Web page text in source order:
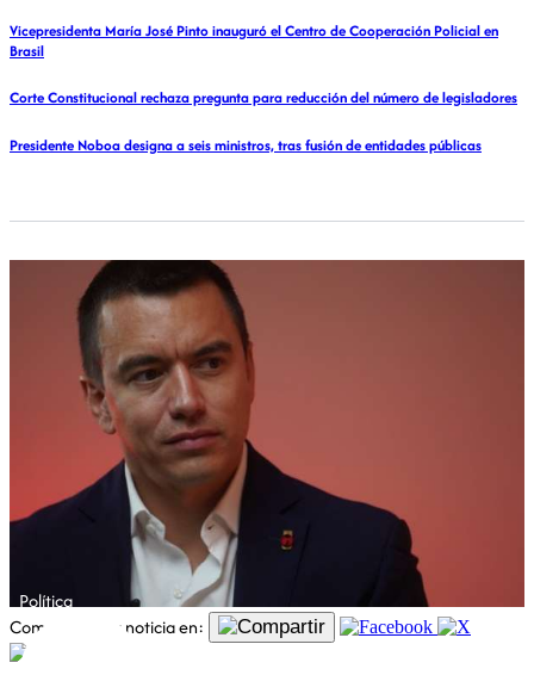
Vicepresidenta María José Pinto inauguró el Centro de Cooperación Policial en
Brasil
Corte Constitucional rechaza pregunta para reducción del número de legisladores
Presidente Noboa designa a seis ministros, tras fusión de entidades públicas
Comparte esta noticia en:
Política